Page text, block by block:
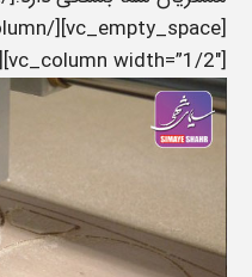
[vc_column width=”1/2″][vc_column_text]